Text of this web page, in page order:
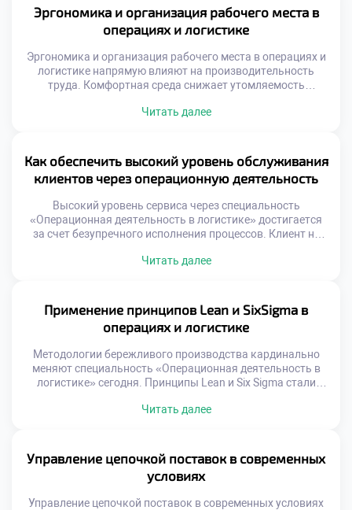
инструментами работы с информацией. Аналитическая
грамотность является базовой компетенцией
специалиста. Будущее отрасли […]
Эргономика и организация рабочего места в
операциях и логистике
Эргономика и организация рабочего места в операциях и
логистике напрямую влияют на производительность
труда. Комфортная среда снижает утомляемость
процессов зависит от удобства выполнения ежедневных
сотрудников являются приоритетом современного
бизнеса. Логистические операции требуют высокой
концентрации внимания. Физическая нагрузка […]
Читать далее
Как обеспечить высокий уровень обслуживания
клиентов через операционную деятельность
Высокий уровень сервиса через специальность
«Операционная деятельность в логистике» достигается
за счет безупречного исполнения процессов. Клиент не
результат их работы. Логистика является главным
от слаженности операционных звеньев. Ошибка на
складе или сбой в доставке разрушают репутацию
бренда. Профессионализм сотрудников […]
Читать далее
Применение принципов Lean и SixSigma в
операциях и логистике
Методологии бережливого производства кардинально
меняют специальность «Операционная деятельность в
логистике» сегодня. Принципы Lean и Six Sigma стали
подходы учат видеть потери там, где другие видят
специалист обязан владеть этим инструментарием
совершенствования. Концепция непрерывного улучшения
заменяет устаревшие методы управления […]
Читать далее
Управление цепочкой поставок в современных
условиях
Управление цепочкой поставок в современных условиях